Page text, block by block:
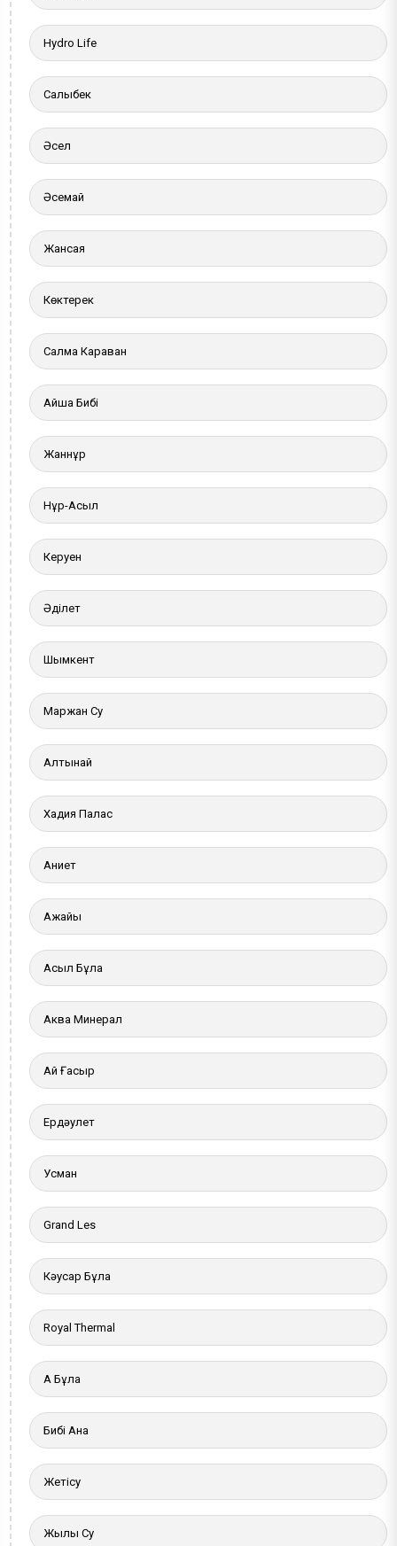
Hydro Life
Салыбек
Әсел
Әсемай
Жансая
Көктерек
Салма Караван
Айша Бибі
Жаннұр
Нұр-Асыл
Керуен
Әділет
Шымкент
Маржан Су
Алтынай
Хадия Палас
Ақниет
Ақжайық
Асыл Бұлақ
Аква Минерал
Ай Ғасыр
Ердәулет
Усман
Grand Les
Кәусар Бұлақ
Royal Thermal
Ақ Бұлақ
Бибі Ана
Жетісу
Жылы Су